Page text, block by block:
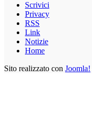
Scrivici
Privacy
RSS
Link
Notizie
Home
Sito realizzato con Joomla!